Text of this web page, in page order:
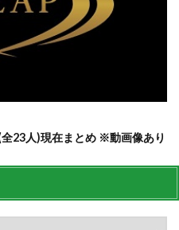
23人)現在まとめ ※動画像あり